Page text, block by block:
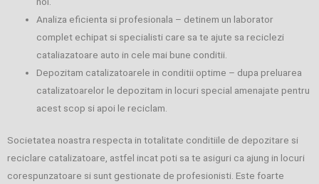
Analiza eficienta si profesionala – detinem un laborator
complet echipat si specialisti care sa te ajute sa reciclezi
cataliazatoare auto in cele mai bune conditii.
Depozitam catalizatoarele in conditii optime – dupa preluarea
catalizatoarelor le depozitam in locuri special amenajate pentru
acest scop si apoi le reciclam.
Societatea noastra respecta in totalitate conditiile de depozitare si
reciclare catalizatoare, astfel incat poti sa te asiguri ca ajung in locuri
corespunzatoare si sunt gestionate de profesionisti. Este foarte